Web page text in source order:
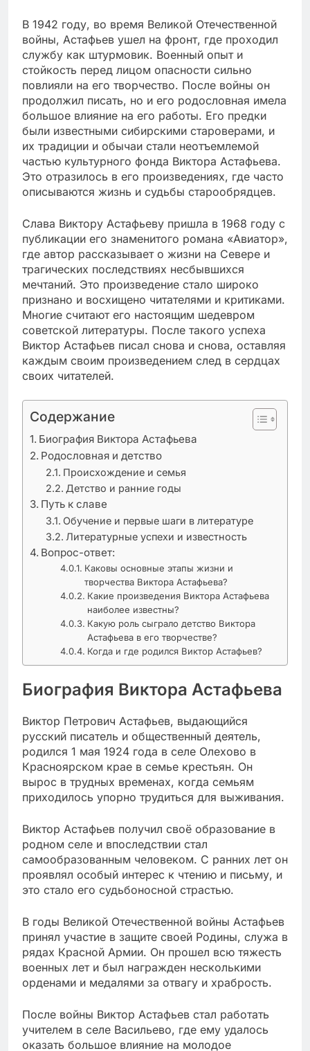
В 1942 году, во время Великой Отечественной
войны, Астафьев ушел на фронт, где проходил
службу как штурмовик. Военный опыт и
стойкость перед лицом опасности сильно
повлияли на его творчество. После войны он
продолжил писать, но и его родословная имела
большое влияние на его работы. Его предки
были известными сибирскими староверами, и
их традиции и обычаи стали неотъемлемой
частью культурного фонда Виктора Астафьева.
Это отразилось в его произведениях, где часто
описываются жизнь и судьбы старообрядцев.
Слава Виктору Астафьеву пришла в 1968 году с
публикации его знаменитого романа «Авиатор»,
где автор рассказывает о жизни на Севере и
трагических последствиях несбывшихся
мечтаний. Это произведение стало широко
признано и восхищено читателями и критиками.
Многие считают его настоящим шедевром
советской литературы. После такого успеха
Виктор Астафьев писал снова и снова, оставляя
каждым своим произведением след в сердцах
своих читателей.
Содержание
Биография Виктора Астафьева
Родословная и детство
Происхождение и семья
Детство и ранние годы
Путь к славе
Обучение и первые шаги в литературе
Литературные успехи и известность
Вопрос-ответ:
Каковы основные этапы жизни и
творчества Виктора Астафьева?
Какие произведения Виктора Астафьева
наиболее известны?
Какую роль сыграло детство Виктора
Астафьева в его творчестве?
Когда и где родился Виктор Астафьев?
Биография Виктора Астафьева
Виктор Петрович Астафьев, выдающийся
русский писатель и общественный деятель,
родился 1 мая 1924 года в селе Олехово в
Красноярском крае в семье крестьян. Он
вырос в трудных временах, когда семьям
приходилось упорно трудиться для выживания.
Виктор Астафьев получил своё образование в
родном селе и впоследствии стал
самообразованным человеком. С ранних лет он
проявлял особый интерес к чтению и письму, и
это стало его судьбоносной страстью.
В годы Великой Отечественной войны Астафьев
принял участие в защите своей Родины, служа в
рядах Красной Армии. Он прошел всю тяжесть
военных лет и был награжден несколькими
орденами и медалями за отвагу и храбрость.
После войны Виктор Астафьев стал работать
учителем в селе Васильево, где ему удалось
оказать большое влияние на молодое